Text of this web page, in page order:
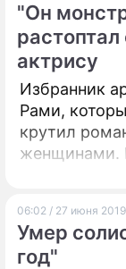
"Он
актрису
Избранник
Рами,
крутил
женщинами.
неверным
06:02 / 27 июня 2019
Умер
год"